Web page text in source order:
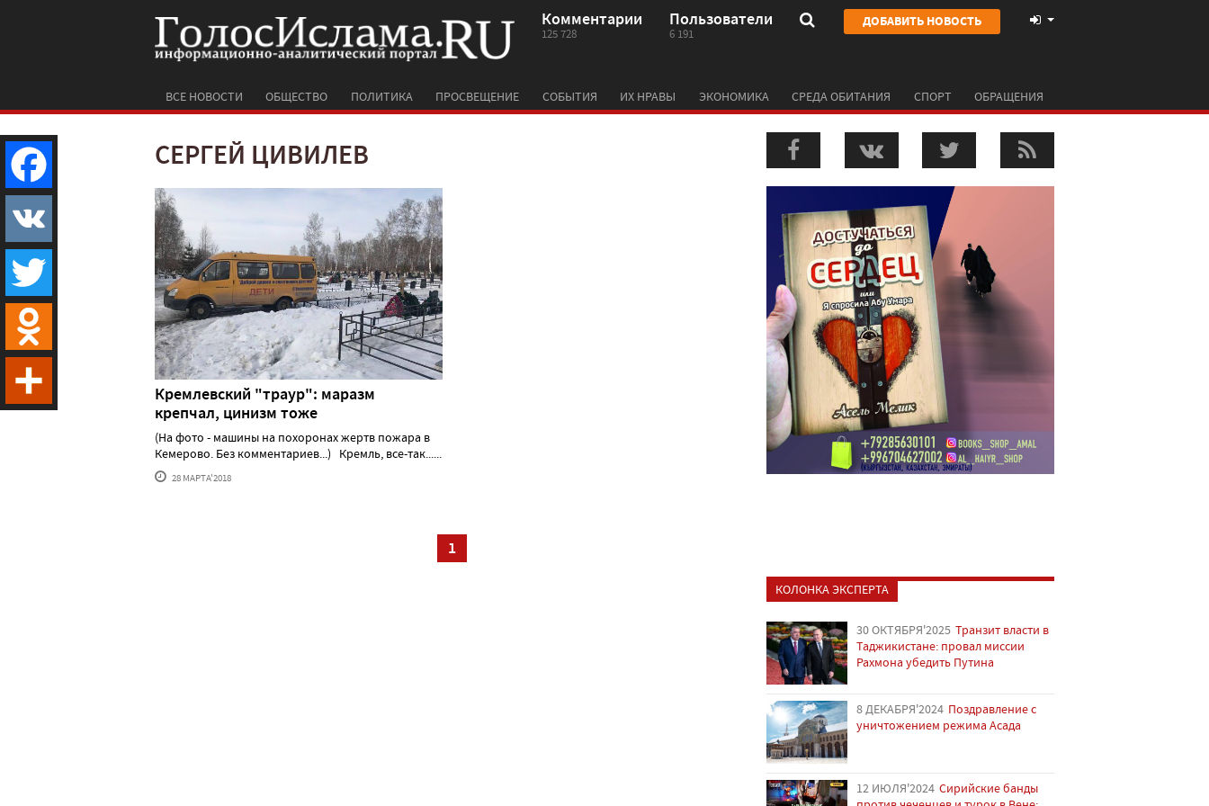
Комментарии
125 728
Пользователи
6 191
ДОБАВИТЬ НОВОСТЬ
ВСЕ НОВОСТИ ОБЩЕСТВО ПОЛИТИКА ПРОСВЕЩЕНИЕ СОБЫТИЯ ИХ НРАВЫ ЭКОНОМИКА СРЕДА ОБИТАНИЯ СПОРТ ОБРАЩЕНИЯ
СЕРГЕЙ ЦИВИЛЕВ
Кремлевский "траур": маразм
крепчал, цинизм тоже
(На фото - машины на похоронах жертв пожара в
Кемерово. Без комментариев...) Кремль, все-так......
28 МАРТА'2018
1
КОЛОНКА ЭКСПЕРТА
30 ОКТЯБРЯ'2025 Транзит власти в
Таджикистане: провал миссии
Рахмона убедить Путина
8 ДЕКАБРЯ'2024 Поздравление с
уничтожением режима Асада
12 ИЮЛЯ'2024 Сирийские банды
Facebook
VK
Twitter
Odnoklassniki